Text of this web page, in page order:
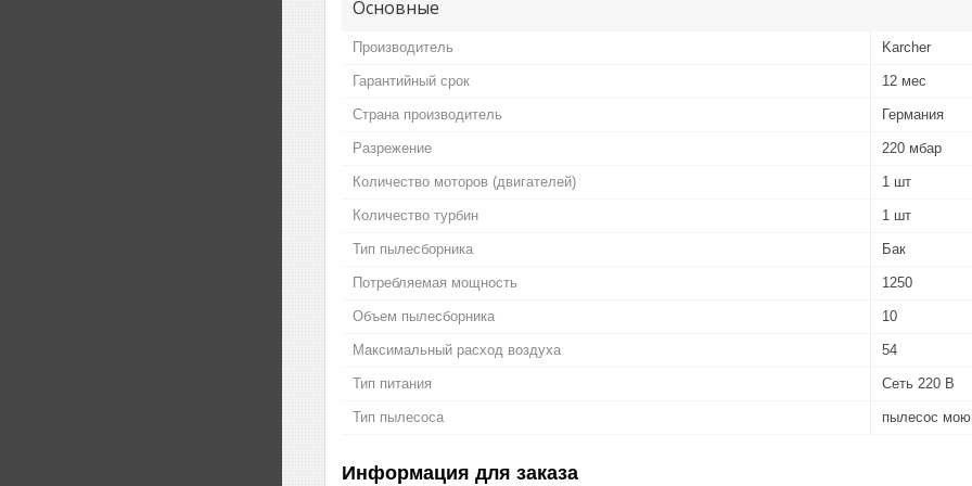
Основные
Производитель Karcher
Гарантийный срок 12 мес
Страна производитель Германия
Разрежение 220 мбар
Количество моторов (двигателей) 1 шт
Количество турбин 1 шт
Тип пылесборника Бак
Потребляемая мощность 1250
Объем пылесборника 10
Максимальный расход воздуха 54
Тип питания Сеть 220 В
Тип пылесоса пылесос
Информация для заказа